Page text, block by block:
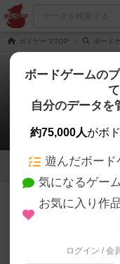
ボドゲーマTOP ボード
60名 0名 0
Avalon Hill版の『
ボードゲームの
て
自分のデータを
約75,000人がボ
遊んだボード
気になるゲー
お気に入り作
ログイン / 会